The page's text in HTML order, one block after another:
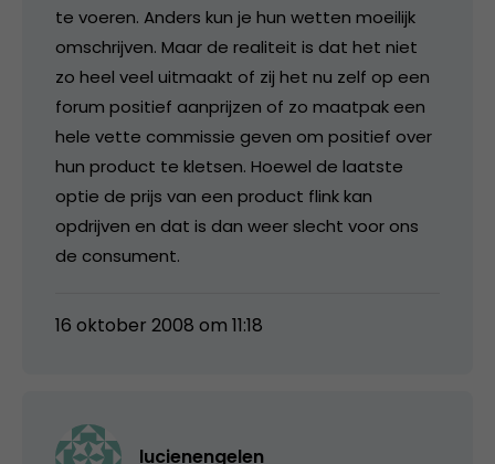
te voeren. Anders kun je hun wetten moeilijk
omschrijven. Maar de realiteit is dat het niet
zo heel veel uitmaakt of zij het nu zelf op een
forum positief aanprijzen of zo maatpak een
hele vette commissie geven om positief over
hun product te kletsen. Hoewel de laatste
optie de prijs van een product flink kan
opdrijven en dat is dan weer slecht voor ons
de consument.
16 oktober 2008 om 11:18
lucienengelen